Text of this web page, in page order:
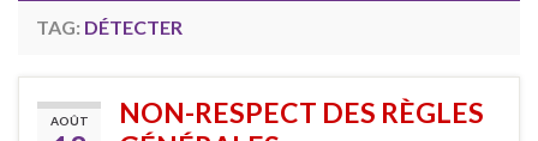
TAG: DÉTECTER
AOÛT
NON-RESPECT DES RÈGLES